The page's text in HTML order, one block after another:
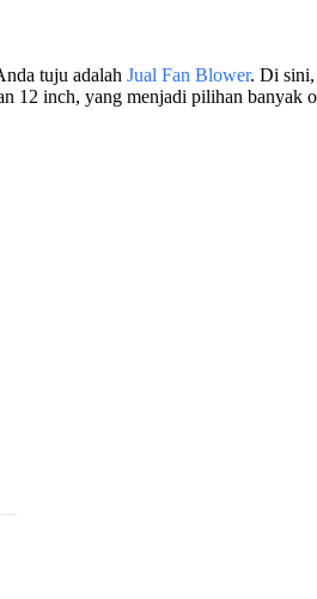
tuju adalah Jual Fan Blower. Di sini,
12 inch, yang menjadi pilihan banyak